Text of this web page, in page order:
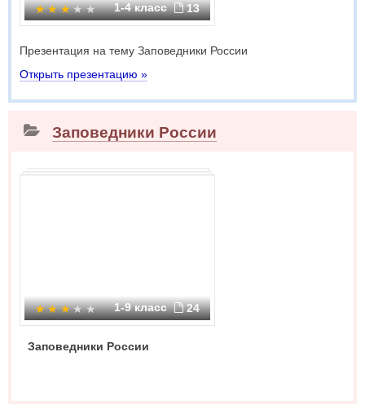
1-4 класс 13
Презентация на тему Заповедники России
Открыть презентацию »
Заповедники России
1-9 класс 24
Заповедники России